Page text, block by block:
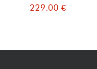
229.00 €